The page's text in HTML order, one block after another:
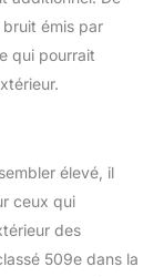
émis par
qui pourrait
élevé, il
ceux qui
des
509e dans la